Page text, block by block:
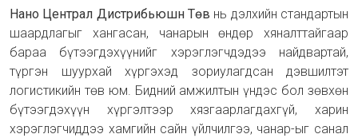
Нано Централ Дистрибьюшн Төв нь дэлхийн стандартын
шаардлагыг хангасан, чанарын өндөр хяналттайгаар
бараа бүтээгдэхүүнийг хэрэглэгчдэдээ найдвартай,
түргэн шуурхай хүргэхэд зориулагдсан дэвшилтэт
логистикийн төв юм. Бидний амжилтын үндэс бол зөвхөн
бүтээгдэхүүн хүргэлтээр хязгаарлагдахгүй, харин
хэрэглэгчиддээ хамгийн сайн үйлчилгээ, чанар-ыг санал